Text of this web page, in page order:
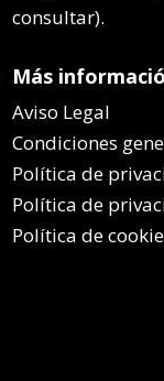
consultar).
Más
Aviso Legal
Condiciones
Política de
Política de
Política de